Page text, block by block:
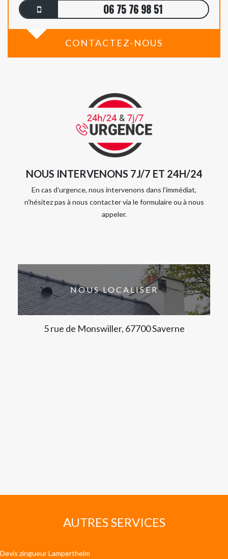
06 75 76 98 51
CONTACTEZ-NOUS
NOUS INTERVENONS 7J/7 ET 24H/24
En cas d’urgence, nous intervenons dans l’immédiat,
n’hésitez pas à nous contacter via le formulaire ou à nous
appeler.
NOUS LOCALISER
5 rue de Monswiller, 67700 Saverne
AUTRES SERVICES
Devis zingueur Lampertheim